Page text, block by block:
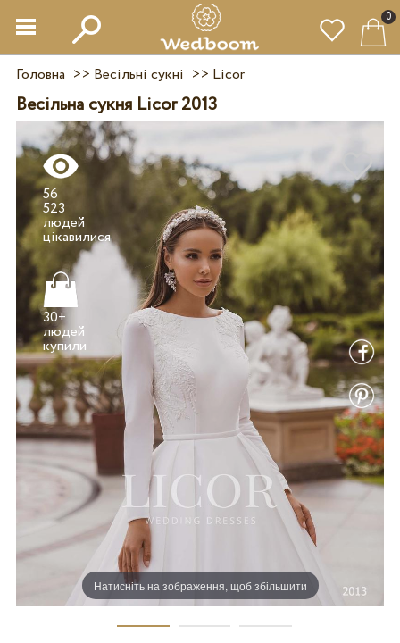
0
Головна >> Весільні сукні >> Licor
Весільна сукня Licor 2013
Натисніть на зображення, щоб збільшити
56
523
людей
цікавилися
30+
людей